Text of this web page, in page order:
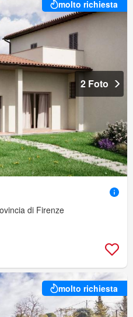
molto richiesta
2 Foto
di Firenze
molto richiesta